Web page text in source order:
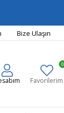
Bize Ulaşın
Favorilerim
0